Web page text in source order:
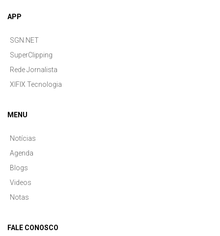
APP
SGN.NET
SuperClipping
Rede Jornalista
XIFIX Tecnologia
MENU
Notícias
Agenda
Blogs
Videos
Notas
FALE CONOSCO